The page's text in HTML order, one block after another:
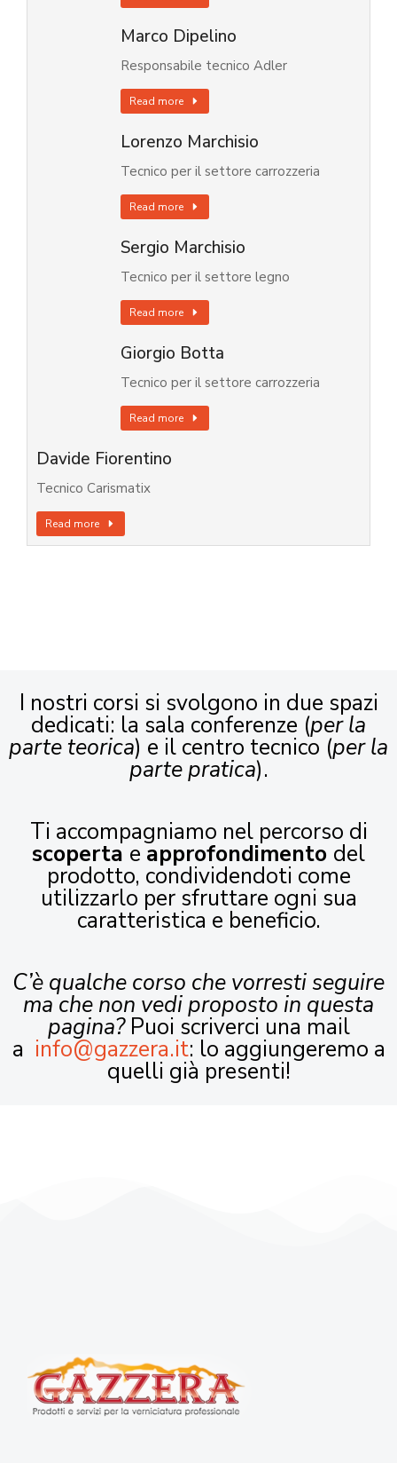
Marco Dipelino
Responsabile tecnico Adler
Read more
Lorenzo Marchisio
Tecnico per il settore carrozzeria
Read more
Sergio Marchisio
Tecnico per il settore legno
Read more
Giorgio Botta
Tecnico per il settore carrozzeria
Read more
Davide Fiorentino
Tecnico Carismatix
Read more
I nostri corsi si svolgono in due spazi
dedicati: la sala conferenze (per la
parte teorica) e il centro tecnico (per la
parte pratica).
Ti accompagniamo nel percorso di
scoperta e approfondimento del
prodotto, condividendoti come
utilizzarlo per sfruttare ogni sua
caratteristica e beneficio.
C’è qualche corso che vorresti seguire
ma che non vedi proposto in questa
pagina?Puoi scriverci una mail
a info@gazzera.it: lo aggiungeremo a
quelli già presenti!